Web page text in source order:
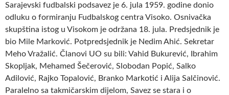
Sarajevski fudbalski podsavez je 6. jula 1959. godine donio
odluku o formiranju Fudbalskog centra Visoko. Osnivačka
skupština istog u Visokom je održana 18. jula. Predsjednik je
bio Mile Marković. Potpredsjednik je Nedim Ahić. Sekretar
Meho Vražalić. Članovi UO su bili: Vahid Bukurević, Ibrahim
Skopljak, Mehamed Šečerović, Slobodan Popić, Salko
Adilović, Rajko Topalović, Branko Markotić i Alija Salčinović.
Paralelno sa takmičarskim dijelom, Savez se stara i o